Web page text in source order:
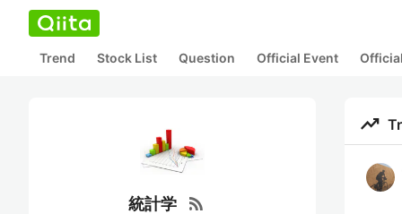
Trend Stock List Question Official Event
統計学 rss_feed
trending_up